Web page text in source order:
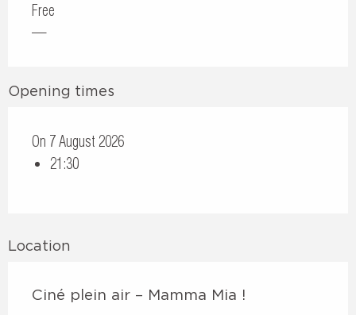
Free
—
Opening times
On 7 August 2026
21:30
Location
Ciné plein air – Mamma Mia !